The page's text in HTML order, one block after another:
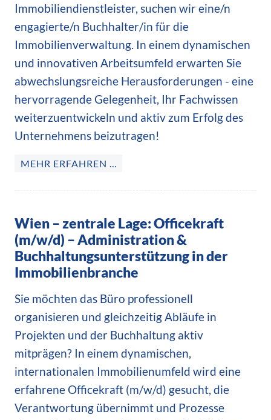
Immobiliendienstleister, suchen wir eine/n
engagierte/n Buchhalter/in für die
Immobilienverwaltung. In einem dynamischen
und innovativen Arbeitsumfeld erwarten Sie
abwechslungsreiche Herausforderungen - eine
hervorragende Gelegenheit, Ihr Fachwissen
weiterzuentwickeln und aktiv zum Erfolg des
Unternehmens beizutragen!
MEHR ERFAHREN …
Wien – zentrale Lage: Officekraft
(m/w/d) – Administration &
Buchhaltungsunterstützung in der
Immobilienbranche
Sie möchten das Büro professionell
organisieren und gleichzeitig Abläufe in
Projekten und der Buchhaltung aktiv
mitprägen? In einem dynamischen,
internationalen Immobilienumfeld wird eine
erfahrene Officekraft (m/w/d) gesucht, die
Verantwortung übernimmt und Prozesse